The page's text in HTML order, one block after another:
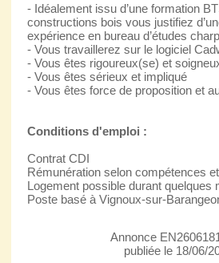
- Idéalement issu d’une formation
constructions bois vous justifiez
expérience en bureau d’études
- Vous travaillerez sur le logiciel
- Vous êtes rigoureux(se) et
- Vous êtes sérieux et impliqué
- Vous êtes force de proposition et
Conditions d'emploi :
Contrat CDI
Rémunération selon compétences
Logement possible durant quelques
Poste basé à Vignoux-sur-
Annonce
publiée le 18/06/